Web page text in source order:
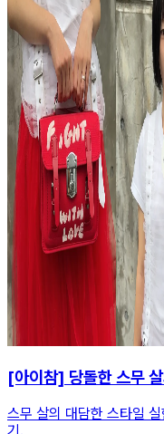
[아이참] 당돌한 스무
스무 살의 대담한 스타일
기.